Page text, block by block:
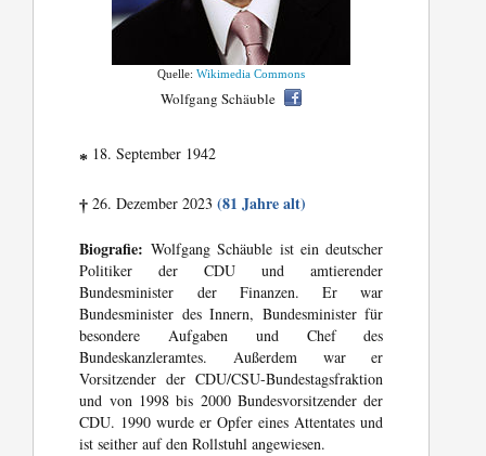
Quelle:Wikimedia Commons
Wolfgang Schäuble
* 18. September 1942
† 26. Dezember 2023(81 Jahre alt)
Biografie: Wolfgang Schäuble ist ein deutscher
Politiker der CDU und amtierender
Bundesminister der Finanzen. Er war
Bundesminister des Innern, Bundesminister für
besondere Aufgaben und Chef des
Bundeskanzleramtes. Außerdem war er
Vorsitzender der CDU/CSU-Bundestagsfraktion
und von 1998 bis 2000 Bundesvorsitzender der
CDU. 1990 wurde er Opfer eines Attentates und
ist seither auf den Rollstuhl angewiesen.